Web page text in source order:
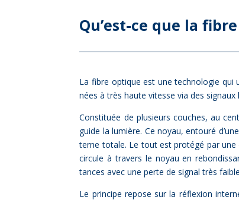
Qu’est-ce que la
La fibre op­tique est une tech­no­lo­gie
nées à très haute vi­tesse via des si­gnaux
Consti­tuée de plu­sieurs couches, au
guide la lu­mière. Ce noyau, en­tou­ré
terne to­tale. Le tout est pro­té­gé par une
cir­cule à tra­vers le noyau en
tances avec une perte de si­gnal très
Le prin­cipe re­pose sur la ré­flexion